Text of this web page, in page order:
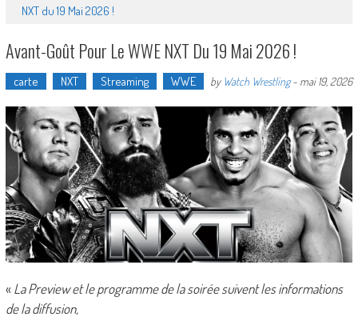
NXT du 19 Mai 2026 !
Avant-Goût Pour Le WWE NXT Du 19 Mai 2026 !
carte NXT Streaming WWE by Watch Wrestling- mai 19, 2026
«La Preview et le programme de la soirée suivent les informations
de la diffusion,